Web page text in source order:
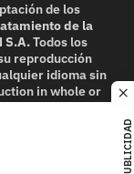
PUBLICIDAD
de los
de la
S.A.Todos los
reproducción
idioma sin
in whole or